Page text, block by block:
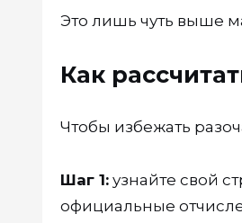
Это лишь чуть выше
Как
Чтобы избежать
Шаг 1: узнайте свой
официальные